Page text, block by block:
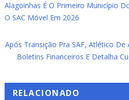
Alagoinhas É O Primeiro Município
O SAC Móvel Em 2026
Após Transição Pra SAF, Atlético De
Boletins Financeiros E Detalha
RELACIONADO